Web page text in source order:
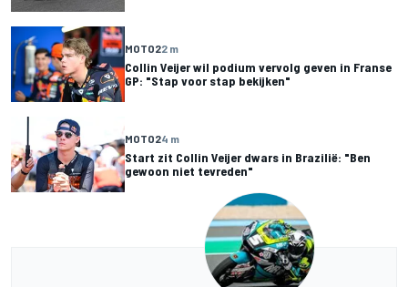
MOTO22 m
Collin Veijer wil podium vervolg geven in Franse
GP: "Stap voor stap bekijken"
MOTO24 m
Start zit Collin Veijer dwars in Brazilië: "Ben
gewoon niet tevreden"